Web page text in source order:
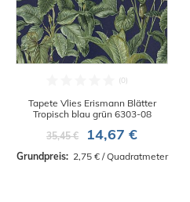
Tapete Vlies Erismann Blätter
Tropisch blau grün 6303-08
35,45 €
14,67 €
Grundpreis: 2,75 € / Quadratmeter